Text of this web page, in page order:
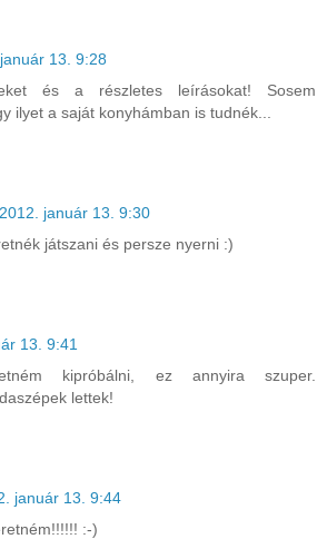
13. 9:28
és a részletes leírásokat! Sosem
ilyet a saját konyhámban is tudnék...
2012. január 13. 9:30
játszani és persze nyerni :)
13. 9:41
kipróbálni, ez annyira szuper.
lettek!
január 13. 9:44
:-)